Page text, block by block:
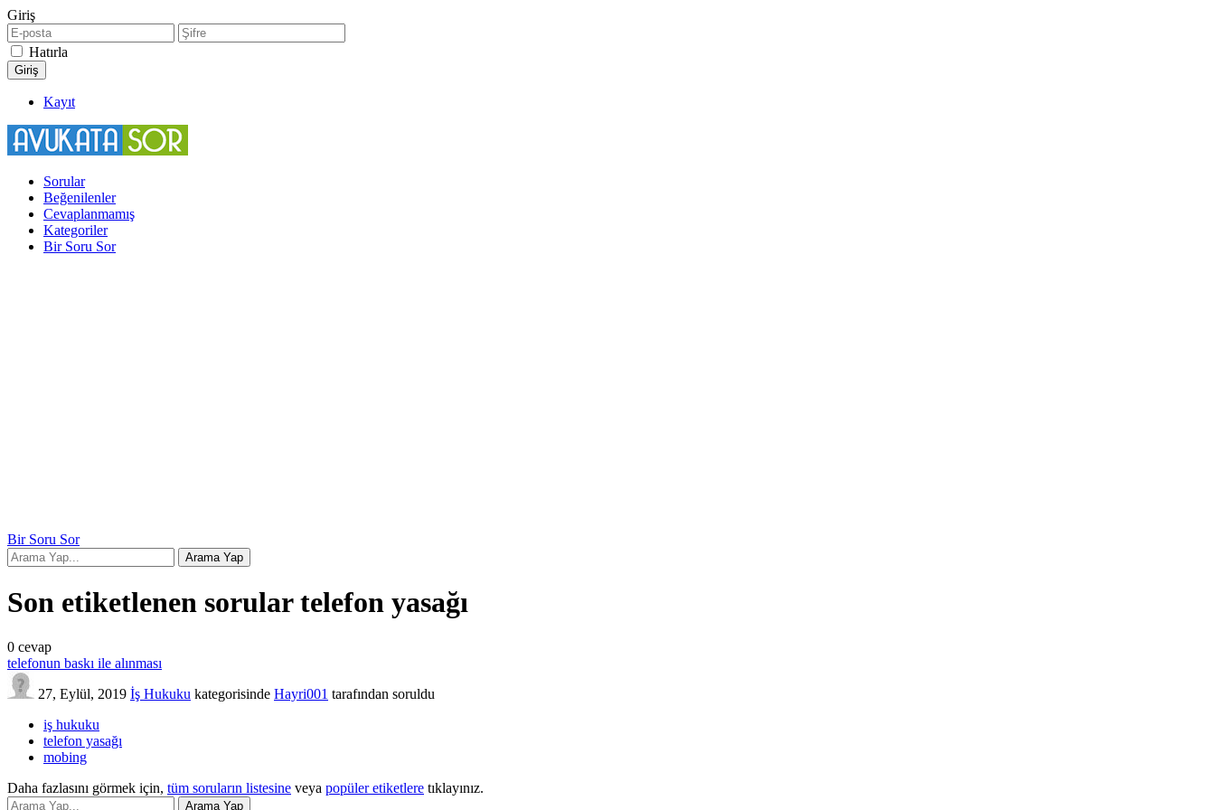
Giriş
Hatırla
Kayıt
Sorular
Beğenilenler
Cevaplanmamış
Kategoriler
Bir Soru Sor
Bir Soru Sor
Son etiketlenen sorular telefon yasağı
0 cevap
telefonun baskı ile alınması
27, Eylül, 2019 İş Hukuku kategorisinde Hayri001 tarafından soruldu
iş hukuku
telefon yasağı
mobing
Daha fazlasını görmek için, tüm soruların listesine veya popüler etiketlere tıklayınız.